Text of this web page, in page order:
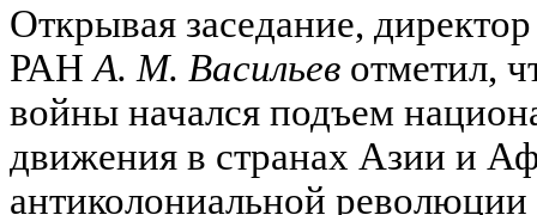
Открывая заседание,
РАНА. М. Васильев отметил,
войны начался подъем
движения в странах Азии и
антиколониальной